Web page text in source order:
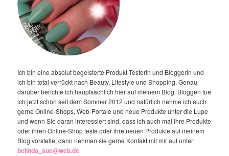
Ich bin eine absolut begeisterte Produkt-Testerin und Bloggerin und
ich bin total verrückt nach Beauty, Lifestyle und Shopping. Genau
darüber berichte ich hauptsächlich hier auf meinem Blog. Bloggen tue
ich jetzt schon seit dem Sommer 2012 und natürlich nehme ich auch
gerne Online-Shops, Web-Portale und neue Produkte unter die Lupe
und wenn Sie daran interessiert sind, dass ich auch mal Ihre Produkte
oder ihren Online-Shop teste oder ihre neuen Produkte auf meinem
Blog vorstelle, dann nehmen sie gerne Kontakt mit mir auf unter:
belinda_sue@web.de